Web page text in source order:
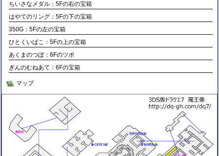
ちいさなメダル：5Fの右の宝箱
はやてのリング：5Fの下の宝箱
350G：5Fの左の宝箱
ひとくいばこ：5Fの上の宝箱
あくまのつぼ：6Fのツボ
ぎんのむねあて：6Fの宝箱
マップ